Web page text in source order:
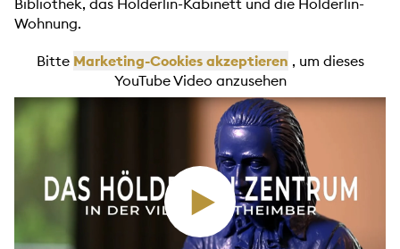
Bibliothek, das Hölderlin-Kabinett und die Hölderlin-
Wohnung.
Bitte Marketing-Cookies akzeptieren , um dieses
YouTube Video anzusehen